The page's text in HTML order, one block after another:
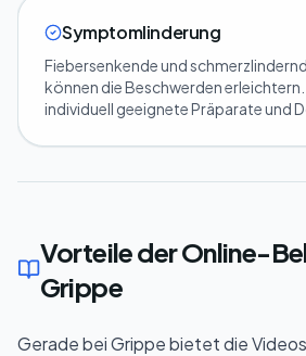
Symptomlinderung
Fiebersenkende und
können die Beschwerden
individuell geeignete Präparate und
Vorteile der Online-
Grippe
Gerade bei Grippe bietet die